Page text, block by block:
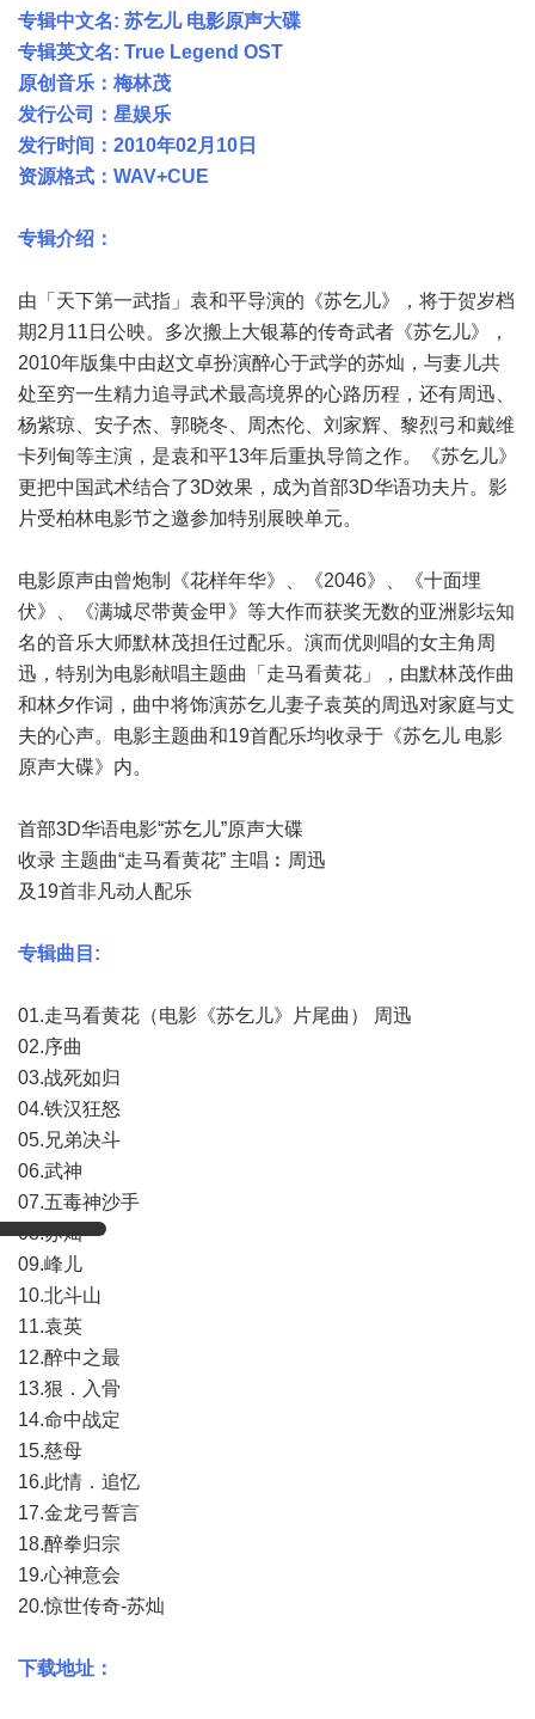
专辑中文名: 苏乞儿 电影原声大碟
专辑英文名: True Legend OST
原创音乐：梅林茂
发行公司：星娱乐
发行时间：2010年02月10日
资源格式：WAV+CUE
专辑介绍：
由「天下第一武指」袁和平导演的《苏乞儿》，将于贺岁档
期2月11日公映。多次搬上大银幕的传奇武者《苏乞儿》，
2010年版集中由赵文卓扮演醉心于武学的苏灿，与妻儿共
处至穷一生精力追寻武术最高境界的心路历程，还有周迅、
杨紫琼、安子杰、郭晓冬、周杰伦、刘家辉、黎烈弓和戴维
卡列甸等主演，是袁和平13年后重执导筒之作。《苏乞儿》
更把中国武术结合了3D效果，成为首部3D华语功夫片。影
片受柏林电影节之邀参加特别展映单元。
电影原声由曾炮制《花样年华》、《2046》、《十面埋
伏》、《满城尽带黄金甲》等大作而获奖无数的亚洲影坛知
名的音乐大师默林茂担任过配乐。演而优则唱的女主角周
迅，特别为电影献唱主题曲「走马看黄花」，由默林茂作曲
和林夕作词，曲中将饰演苏乞儿妻子袁英的周迅对家庭与丈
夫的心声。电影主题曲和19首配乐均收录于《苏乞儿 电影
原声大碟》内。
首部3D华语电影“苏乞儿”原声大碟
收录 主题曲“走马看黄花” 主唱︰周迅
及19首非凡动人配乐
专辑曲目:
01.走马看黄花（电影《苏乞儿》片尾曲） 周迅
02.序曲
03.战死如归
04.铁汉狂怒
05.兄弟决斗
06.武神
07.五毒神沙手
08.苏灿
09.峰儿
10.北斗山
11.袁英
12.醉中之最
13.狠．入骨
14.命中战定
15.慈母
16.此情．追忆
17.金龙弓誓言
18.醉拳归宗
19.心神意会
20.惊世传奇-苏灿
下载地址：